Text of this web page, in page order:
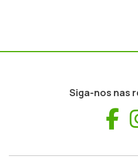
Siga-nos nas